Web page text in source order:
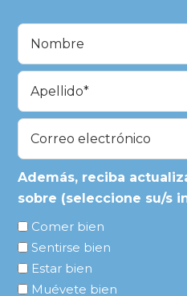
Nombre
En
primer
lugar
Última
Correo
electrónico
(Obligatorio)
Además, reciba
sobre (seleccione su/s
Comer bien
Sentirse bien
Estar bien
Muévete bien